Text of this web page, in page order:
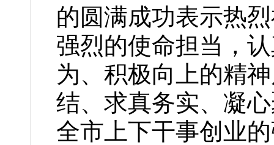
的圆满成功表示热
强烈的使命担当，
为、积极向上的精
结、求真务实、凝
全市上下干事创业